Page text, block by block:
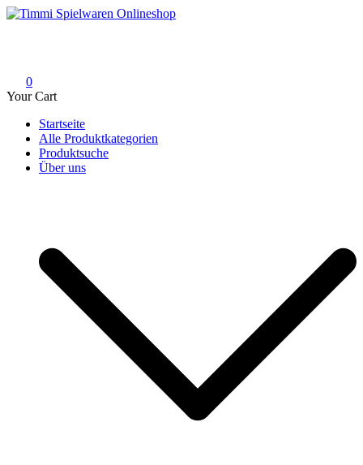
Skip
0
Your Cart
Startseite
Alle Produktkategorien
Produktsuche
Über uns